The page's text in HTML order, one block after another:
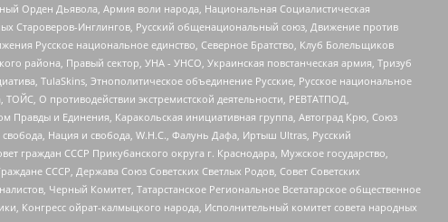
Орден Дьявола, Армия воли народа, Национальная Социалистическая
Староверов-Инглингов, Русский общенациональный союз, Движение против
Русское национальное единство, Северное Братство, Клуб Болельщиков
района, Правый сектор, УНА - УНСО, Украинская повстанческая армия, Тризуб
TulaSkins, Этнополитическое объединение Русские, Русское национальное
О противодействии экстремистской деятельности, РЕВТАТПОД,
и Единения, Каракольская инициативная группа, Автоград Крю, Союз
свобода, Нация и свобода, W.H.С., Фалунь Дафа, Иртыш Ultras, Русский
СССР Прикубанского округа г. Краснодара, Мужское государство,
СССР, Держава Союз Советских Светлых Родов, Совет Советских
Черный Комитет, Татарстанское Региональное Всетатарское общественное
Конгресс ойрат-калмыцкого народа, Исполнительный комитет совета народных